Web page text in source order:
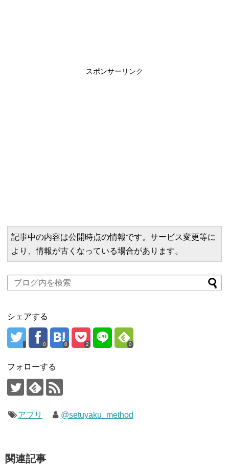
スポンサーリンク
記事中の内容は公開時点の情報です。サービス変更等に
より、情報が古くなっている場合があります。
シェアする
0 0 2 0
フォローする
アプリ @setuyaku_method
関連記事